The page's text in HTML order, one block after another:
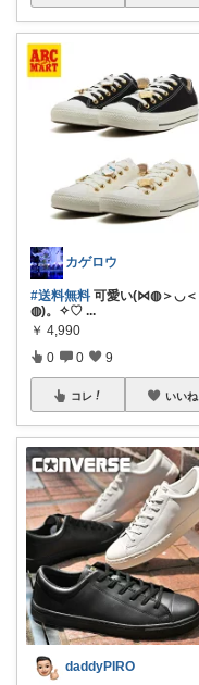
カゲロウ
#送料無料 可愛い(⋈◍＞◡＜
◍)。✧♡ ...
￥ 4,990
0 0 9
コレ いいね
daddyPIRO